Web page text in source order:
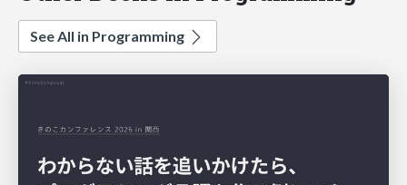
See All in Programming